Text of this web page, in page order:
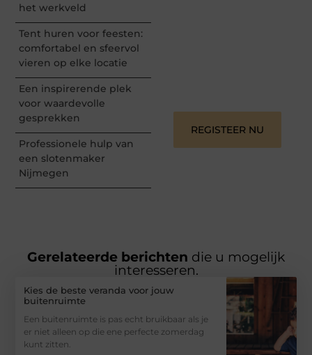
het werkveld
Tent huren voor feesten:
comfortabel en sfeervol
vieren op elke locatie
Een inspirerende plek
voor waardevolle
gesprekken
Professionele hulp van
een slotenmaker
Nijmegen
REGISTEER NU
Gerelateerde berichten die u mogelijk
interesseren.
Kies de beste veranda voor jouw
buitenruimte
Een buitenruimte is pas echt bruikbaar als je
er niet alleen op die ene perfecte zomerdag
kunt zitten.